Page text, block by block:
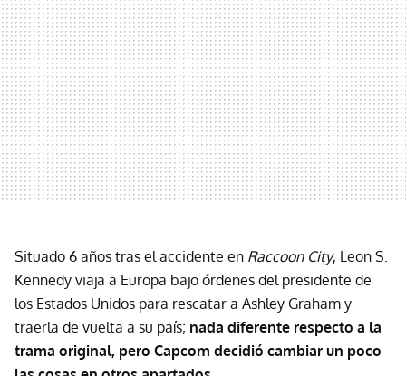
Situado 6 años tras el accidente en Raccoon City, Leon S.
Kennedy viaja a Europa bajo órdenes del presidente de
los Estados Unidos para rescatar a Ashley Graham y
traerla de vuelta a su país; nada diferente respecto a la
trama original, pero Capcom decidió cambiar un poco